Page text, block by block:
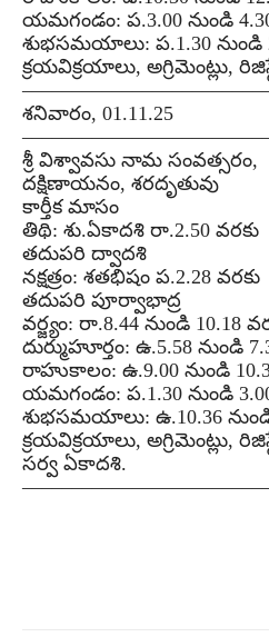
యమగండం: ప.3.00 నుండి
శుభసమయాలు: ప.1.30 నుండి
క్రయవిక్రయాలు, అగ్రిమెంట్లు,
శనివారం, 01.11.25
శ్రీ విశ్వావసు నామ సంవత్సరం,
దక్షిణాయనం, శరదృతువు
కార్తీక మాసం
తిథి: శు.ఏకాదశి రా.2.50 వరకు
తదుపరి ద్వాదశి
నక్షత్రం: శతభిషం ప.2.28 వరకు
తదుపరి పూర్వాభాద్ర
వర్జ్యం: రా.8.44 నుండి 10.18
దుర్ముహూర్తం: ఉ.5.58 నుండి
రాహుకాలం: ఉ.9.00 నుండి
యమగండం: ప.1.30 నుండి
శుభసమయాలు: ఉ.10.36 నుండి
క్రయవిక్రయాలు, అగ్రిమెంట్లు,
సర్వ ఏకాదశి.